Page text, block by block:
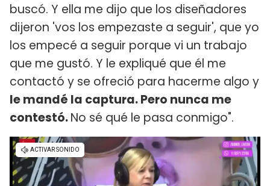
buscó. Y ella me dijo que los diseñadores
dijeron 'vos los empezaste a seguir', que yo
los empecé a seguir porque vi un trabajo
que me gustó. Y le expliqué que él me
contactó y se ofreció para hacerme algo y
le mandé la captura. Pero nunca me
contestó.No sé qué le pasa conmigo".